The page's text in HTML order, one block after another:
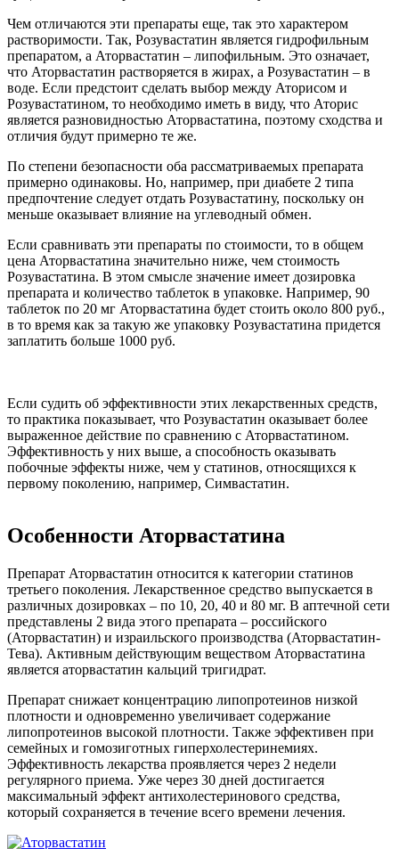
Чем отличаются эти препараты еще, так это характером
растворимости. Так, Розувастатин является гидрофильным
препаратом, а Аторвастатин – липофильным. Это означает,
что Аторвастатин растворяется в жирах, а Розувастатин – в
воде. Если предстоит сделать выбор между Аторисом и
Розувастатином, то необходимо иметь в виду, что Аторис
является разновидностью Аторвастатина, поэтому сходства и
отличия будут примерно те же.
По степени безопасности оба рассматриваемых препарата
примерно одинаковы. Но, например, при диабете 2 типа
предпочтение следует отдать Розувастатину, поскольку он
меньше оказывает влияние на углеводный обмен.
Если сравнивать эти препараты по стоимости, то в общем
цена Аторвастатина значительно ниже, чем стоимость
Розувастатина. В этом смысле значение имеет дозировка
препарата и количество таблеток в упаковке. Например, 90
таблеток по 20 мг Аторвастатина будет стоить около 800 руб.,
в то время как за такую же упаковку Розувастатина придется
заплатить больше 1000 руб.
Если судить об эффективности этих лекарственных средств,
то практика показывает, что Розувастатин оказывает более
выраженное действие по сравнению с Аторвастатином.
Эффективность у них выше, а способность оказывать
побочные эффекты ниже, чем у статинов, относящихся к
первому поколению, например, Симвастатин.
Особенности Аторвастатина
Препарат Аторвастатин относится к категории статинов
третьего поколения. Лекарственное средство выпускается в
различных дозировках – по 10, 20, 40 и 80 мг. В аптечной сети
представлены 2 вида этого препарата – российского
(Аторвастатин) и израильского производства (Аторвастатин-
Тева). Активным действующим веществом Аторвастатина
является аторвастатин кальций тригидрат.
Препарат снижает концентрацию липопротеинов низкой
плотности и одновременно увеличивает содержание
липопротеинов высокой плотности. Также эффективен при
семейных и гомозиготных гиперхолестеринемиях.
Эффективность лекарства проявляется через 2 недели
регулярного приема. Уже через 30 дней достигается
максимальный эффект антихолестеринового средства,
который сохраняется в течение всего времени лечения.